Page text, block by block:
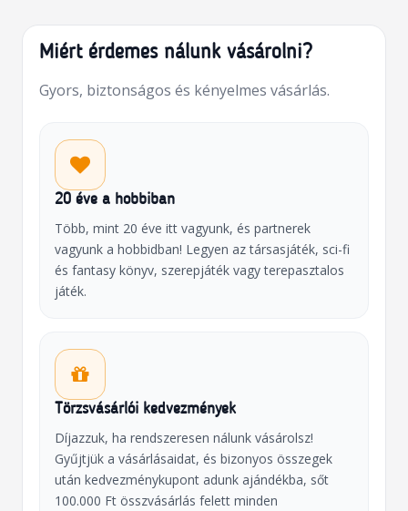
Miért érdemes nálunk vásárolni?
Gyors, biztonságos és kényelmes vásárlás.
20 éve a hobbiban
Több, mint 20 éve itt vagyunk, és partnerek
vagyunk a hobbidban! Legyen az társasjáték, sci-fi
és fantasy könyv, szerepjáték vagy terepasztalos
játék.
Törzsvásárlói kedvezmények
Díjazzuk, ha rendszeresen nálunk vásárolsz!
Gyűjtjük a vásárlásaidat, és bizonyos összegek
után kedvezménykupont adunk ajándékba, sőt
100.000 Ft összvásárlás felett minden